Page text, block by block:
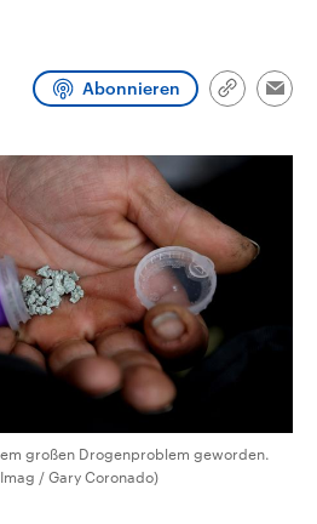
6.
aus
den mächtigsten Ländern
mit großem Einfluss auf
aktuelle Weltgeschehen.
Podcasts
Abonnieren
Link
großen Drogenproblem geworden.
/ Gary Coronado)